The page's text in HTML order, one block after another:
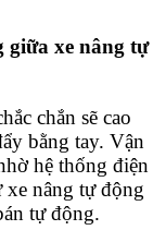
giữa xe nâng tự
chắn sẽ cao
bằng tay. Vận
hệ thống điện
xe nâng tự động
tự động.